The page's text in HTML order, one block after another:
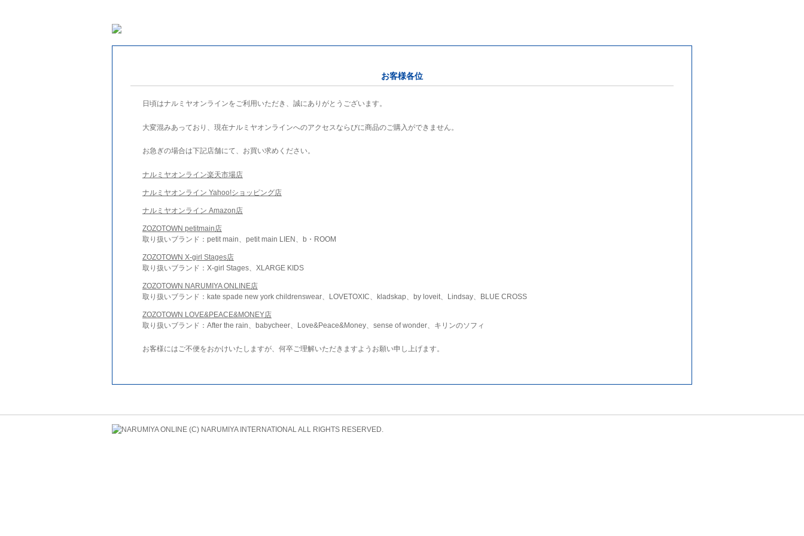
お客様各位
日頃はナルミヤオンラインをご利用いただき、誠にありがとうございます。
大変混みあっており、現在ナルミヤオンラインへのアクセスならびに商品のご購入ができません。
お急ぎの場合は下記店舗にて、お買い求めください。
ナルミヤオンライン楽天市場店
ナルミヤオンライン Yahoo!ショッピング店
ナルミヤオンライン Amazon店
ZOZOTOWN petitmain店
取り扱いブランド：petit main、petit main LIEN、b・ROOM
ZOZOTOWN X-girl Stages店
取り扱いブランド：X-girl Stages、XLARGE KIDS
ZOZOTOWN NARUMIYA ONLINE店
取り扱いブランド：kate spade new york childrenswear、LOVETOXIC、kladskap、by loveit、Lindsay、BLUE CROSS
ZOZOTOWN LOVE&PEACE&MONEY店
取り扱いブランド：After the rain、babycheer、Love&Peace&Money、sense of wonder、キリンのソフィ
お客様にはご不便をおかけいたしますが、何卒ご理解いただきますようお願い申し上げます。